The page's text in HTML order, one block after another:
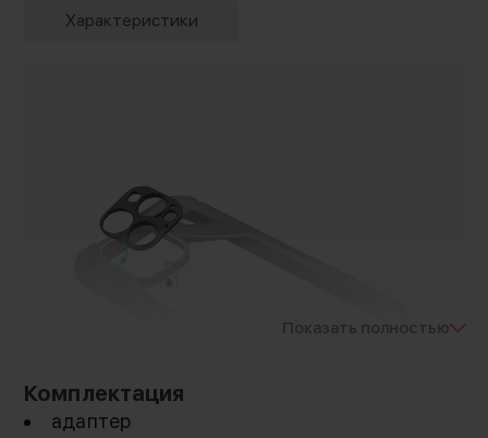
Характеристики
Показать полностью
Комплектация
адаптер